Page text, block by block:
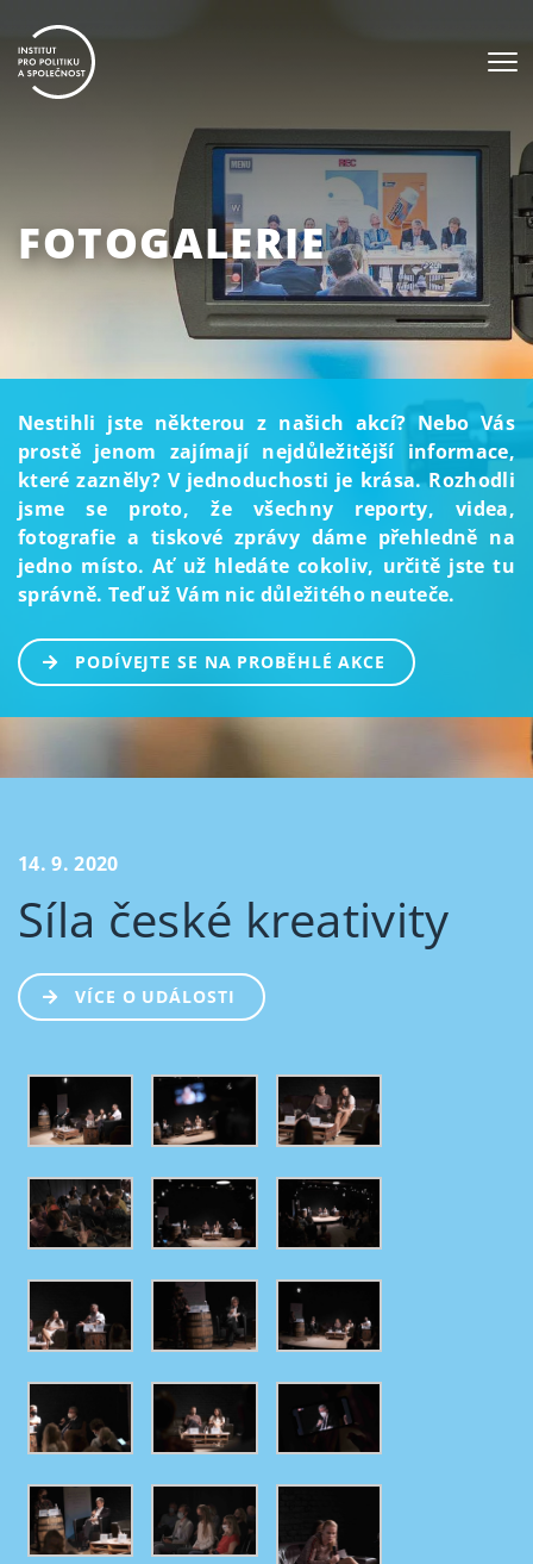
FOTOGALERIE
Nestihli jste některou z našich akcí? Nebo Vás
prostě jenom zajímají nejdůležitější informace,
které zazněly? V jednoduchosti je krása. Rozhodli
jsme se proto, že všechny reporty, videa,
fotografie a tiskové zprávy dáme přehledně na
jedno místo. Ať už hledáte cokoliv, určitě jste tu
správně. Teď už Vám nic důležitého neuteče.
PODÍVEJTE SE NA PROBĚHLÉ AKCE
14. 9. 2020
Síla české kreativity
VÍCE O UDÁLOSTI